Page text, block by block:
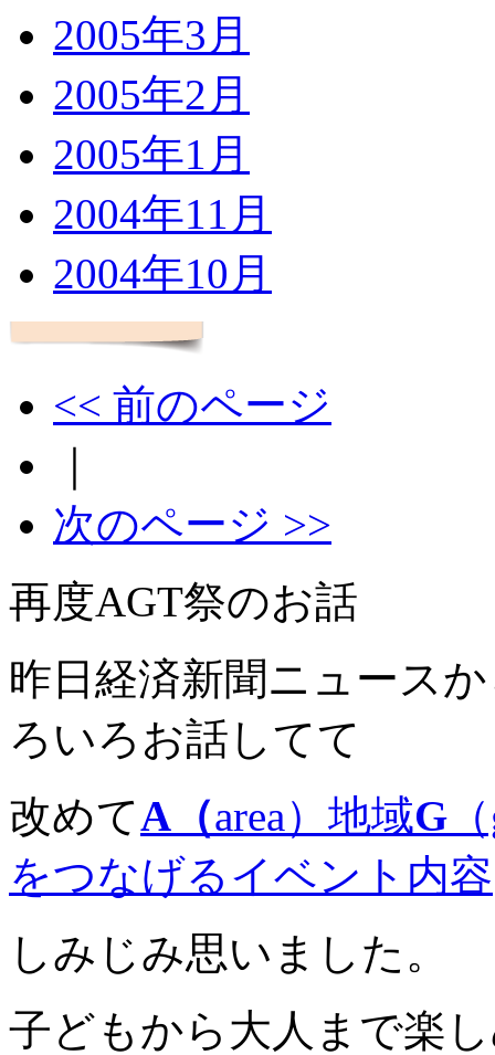
2005年3月
2005年2月
2005年1月
2004年11月
2004年10月
<< 前のページ
次のページ >>
再度AGT祭のお話
昨日経済新聞ニュース
ろいろお話してて
改めてA（area）地域G
をつなげるイベント内容
しみじみ思いました。
子どもから大人まで楽